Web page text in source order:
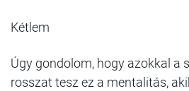
Kétlem
Úgy gondolom, hogy azokkal a
rosszat tesz ez a mentalitás,